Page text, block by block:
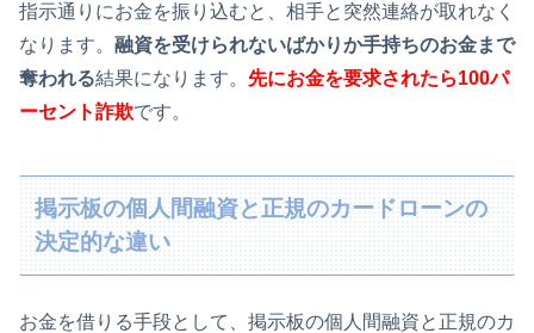
指示通りにお金を振り込むと、相手と突然連絡が取れなく
なります。 融資を受けられないばかりか手持ちのお金まで
奪われる結果になります。 先にお金を要求されたら100パ
ーセント詐欺です。
掲示板の個人間融資と正規のカードローンの
決定的な違い
お金を借りる手段として、掲示板の個人間融資と正規のカ